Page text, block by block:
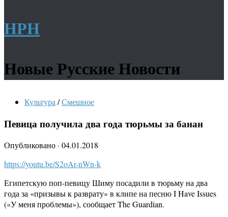
НРН
Новые Русские Новости
Культура /Смешное
Певица получила два года тюрьмы за банан
Опубликовано · 04.01.2018
https://youtu.be/S2oAr-nWn-k
Египетскую поп-певицу Шиму посадили в тюрьму на два
года за «призывы к разврату» в клипе на песню I Have Issues
(«У меня проблемы»), сообщает The Guardian.